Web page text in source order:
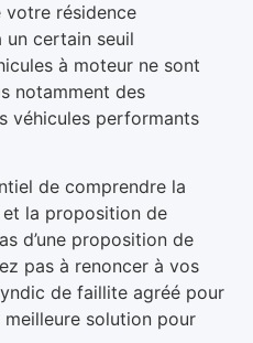
votre résidence
un certain seuil
à moteur ne sont
notamment des
véhicules performants
de comprendre la
la proposition de
d’une proposition de
pas à renoncer à vos
de faillite agréé pour
meilleure solution pour